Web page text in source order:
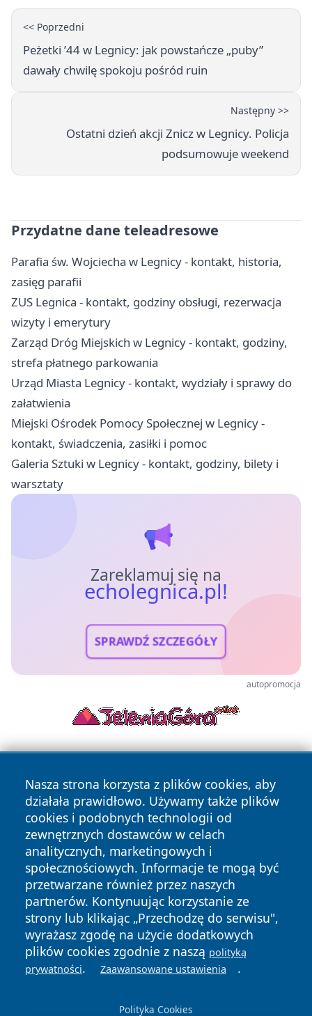
<< Poprzedni
Peżetki ’44 w Legnicy: jak powstańcze „puby”
dawały chwilę spokoju pośród ruin
Następny >>
Ostatni dzień akcji Znicz w Legnicy. Policja
podsumowuje weekend
Przydatne dane teleadresowe
Parafia św. Wojciecha w Legnicy - kontakt, historia,
zasięg parafii
ZUS Legnica - kontakt, godziny obsługi, rezerwacja
wizyty i emerytury
Zarząd Dróg Miejskich w Legnicy - kontakt, godziny,
strefa płatnego parkowania
Urząd Miasta Legnicy - kontakt, wydziały i sprawy do
załatwienia
Miejski Ośrodek Pomocy Społecznej w Legnicy -
kontakt, świadczenia, zasiłki i pomoc
Galeria Sztuki w Legnicy - kontakt, godziny, bilety i
warsztaty
Zareklamuj się na
echolegnica.pl!
SPRAWDŹ SZCZEGÓŁY
autopromocja
Nasza strona korzysta z plików cookies, aby
działała prawidłowo. Używamy także plików
cookies i podobnych technologii od
zewnętrznych dostawców w celach
analitycznych, marketingowych i
społecznościowych. Informacje te mogą być
przetwarzane również przez naszych
partnerów. Kontynuując korzystanie ze
strony lub klikając „Przechodzę do serwisu",
wyrażasz zgodę na użycie dodatkowych
plików cookies zgodnie z naszą polityką
prywatności. Zaawansowane ustawienia .
Polityka Cookies
Copyright © 2026 echolegnica.pl Wszystkie prawa
zastrzeżone.
News Autorzy
Polityka
Prywatności
Polityka
Cookies